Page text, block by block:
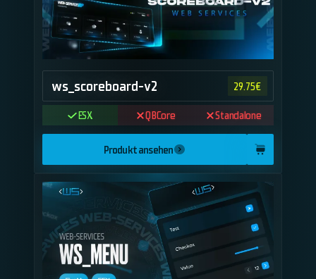
ws_scoreboard-v2 29.75€
ESX QBCore Standalone
Produkt ansehen